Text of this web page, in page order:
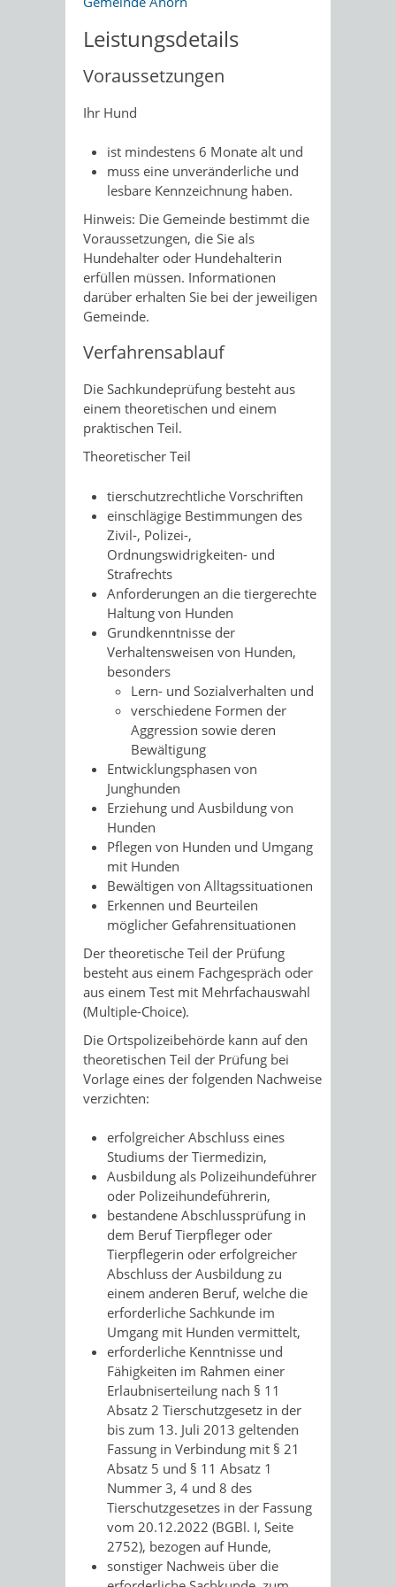
Leistungsdetails
Voraussetzungen
Ihr Hund
ist mindestens 6 Monate alt und
muss eine unveränderliche und
lesbare Kennzeichnung haben.
Hinweis: Die Gemeinde bestimmt die
Voraussetzungen, die Sie als
Hundehalter oder Hundehalterin
erfüllen müssen. Informationen
darüber erhalten Sie bei der jeweiligen
Gemeinde.
Verfahrensablauf
Die Sachkundeprüfung besteht aus
einem theoretischen und einem
praktischen Teil.
Theoretischer Teil
tierschutzrechtliche Vorschriften
einschlägige Bestimmungen des
Zivil-, Polizei-,
Ordnungswidrigkeiten- und
Strafrechts
Anforderungen an die tiergerechte
Haltung von Hunden
Grundkenntnisse der
Verhaltensweisen von Hunden,
besonders
Lern- und Sozialverhalten und
verschiedene Formen der
Aggression sowie deren
Bewältigung
Entwicklungsphasen von
Junghunden
Erziehung und Ausbildung von
Hunden
Pflegen von Hunden und Umgang
mit Hunden
Bewältigen von Alltagssituationen
Erkennen und Beurteilen
möglicher Gefahrensituationen
Der theoretische Teil der Prüfung
besteht aus einem Fachgespräch oder
aus einem Test mit Mehrfachauswahl
(Multiple-Choice).
Die Ortspolizeibehörde kann auf den
theoretischen Teil der Prüfung bei
Vorlage eines der folgenden Nachweise
verzichten:
erfolgreicher Abschluss eines
Studiums der Tiermedizin,
Ausbildung als Polizeihundeführer
oder Polizeihundeführerin,
bestandene Abschlussprüfung in
dem Beruf Tierpfleger oder
Tierpflegerin oder erfolgreicher
Abschluss der Ausbildung zu
einem anderen Beruf, welche die
erforderliche Sachkunde im
Umgang mit Hunden vermittelt,
erforderliche Kenntnisse und
Fähigkeiten im Rahmen einer
Erlaubniserteilung nach § 11
Absatz 2 Tierschutzgesetz in der
bis zum 13. Juli 2013 geltenden
Fassung in Verbindung mit § 21
Absatz 5 und § 11 Absatz 1
Nummer 3, 4 und 8 des
Tierschutzgesetzes in der Fassung
vom 20.12.2022 (BGBl. I, Seite
2752), bezogen auf Hunde,
sonstiger Nachweis über die